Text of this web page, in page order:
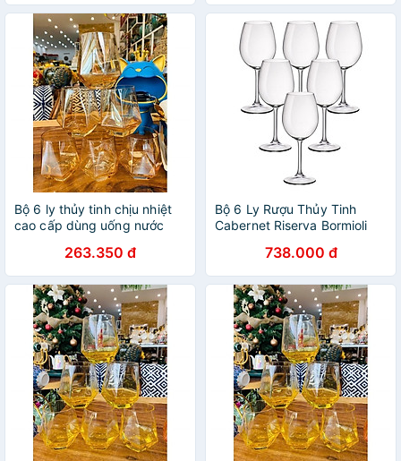
Bộ 6 ly thủy tinh chịu nhiệt
cao cấp dùng uống nước
cương vàng263.350 đ
Bộ 6 Ly Rượu Thủy Tinh
Cabernet Riserva Bormioli
(370ml / Ly / Ly)
738.000 đ